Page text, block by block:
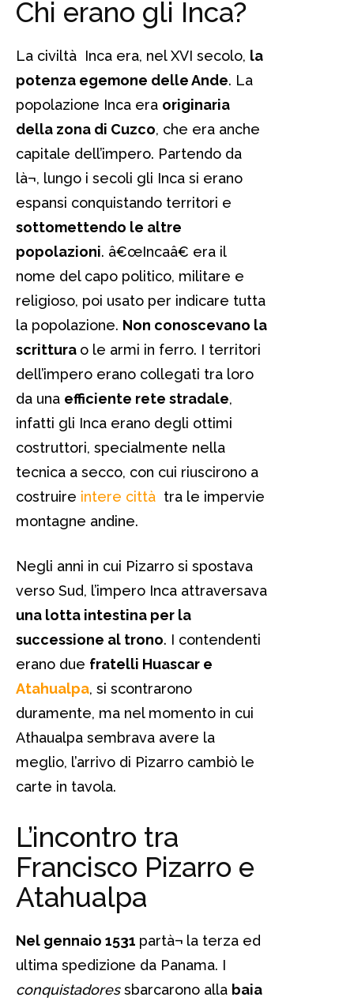
Chi erano gli Inca?
La civiltà Inca era, nel XVI secolo, la
potenza egemone delle Ande. La
popolazione Inca era originaria
della zona di Cuzco, che era anche
capitale dell’impero. Partendo da
là¬, lungo i secoli gli Inca si erano
espansi conquistando territori e
sottomettendo le altre
popolazioni. â€œIncaâ€ era il
nome del capo politico, militare e
religioso, poi usato per indicare tutta
la popolazione. Non conoscevano la
scrittura o le armi in ferro. I territori
dell’impero erano collegati tra loro
da una efficiente rete stradale,
infatti gli Inca erano degli ottimi
costruttori, specialmente nella
tecnica a secco, con cui riuscirono a
costruire intere città tra le impervie
montagne andine.
Negli anni in cui Pizarro si spostava
verso Sud, l’impero Inca attraversava
una lotta intestina per la
successione al trono. I contendenti
erano due fratelli Huascar e
Atahualpa, si scontrarono
duramente, ma nel momento in cui
Athaualpa sembrava avere la
meglio, l’arrivo di Pizarro cambiò le
carte in tavola.
L’incontro tra
Francisco Pizarro e
Atahualpa
Nel gennaio 1531 partà¬ la terza ed
ultima spedizione da Panama. I
conquistadoressbarcarono alla baia